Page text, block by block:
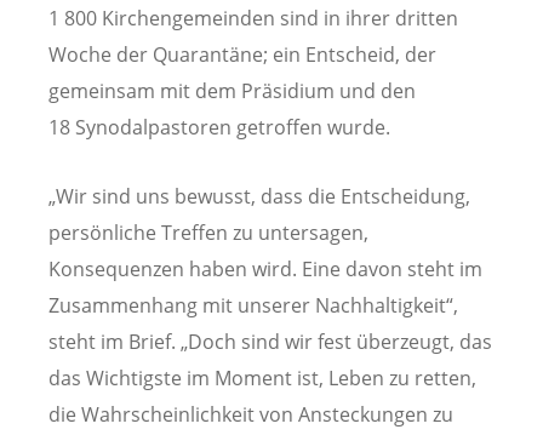
1 800 Kirchengemeinden sind in ihrer dritten
Woche der Quarantäne; ein Entscheid, der
gemeinsam mit dem Präsidium und den
18 Synodalpastoren getroffen wurde.
„Wir sind uns bewusst, dass die Entscheidung,
persönliche Treffen zu untersagen,
Konsequenzen haben wird. Eine davon steht im
Zusammenhang mit unserer Nachhaltigkeit“,
steht im Brief. „Doch sind wir fest überzeugt, das
das Wichtigste im Moment ist, Leben zu retten,
die Wahrscheinlichkeit von Ansteckungen zu